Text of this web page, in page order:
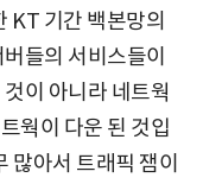
KT 기간 백본망의
들의 서비스들이
이 아니라 네트웍
웍이 다운 된 것입
많아서 트래픽 잼이